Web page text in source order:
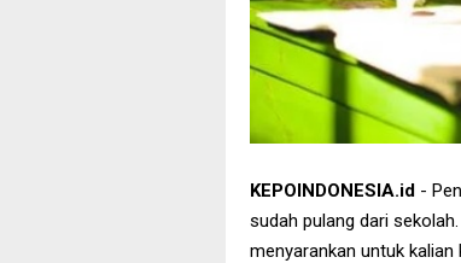
KEPOINDONESIA.id -
sudah pulang dari
menyarankan untuk kalian